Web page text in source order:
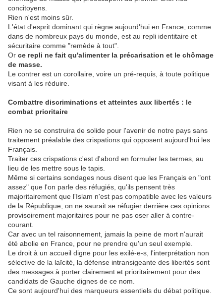
concitoyens.
Rien n'est moins sûr.
L'état d'esprit dominant qui règne aujourd'hui en France, comme
dans de nombreux pays du monde, est au repli identitaire et
sécuritaire comme "remède à tout".
Or ce repli ne fait qu'alimenter la précarisation et le chômage
de masse.
Le contrer est un corollaire, voire un pré-requis, à toute politique
visant à les réduire.
Combattre discriminations et atteintes aux libertés : le
combat prioritaire
Rien ne se construira de solide pour l'avenir de notre pays sans
traitement préalable des crispations qui opposent aujourd'hui les
Français.
Traiter ces crispations c'est d'abord en formuler les termes, au
lieu de les mettre sous le tapis.
Même si certains sondages nous disent que les Français en "ont
assez" que l'on parle des réfugiés, qu'ils pensent très
majoritairement que l'Islam n'est pas compatible avec les valeurs
de la République, on ne saurait se réfugier derrière ces opinions
provisoirement majoritaires pour ne pas oser aller à contre-
courant.
Car avec un tel raisonnement, jamais la peine de mort n'aurait
été abolie en France, pour ne prendre qu'un seul exemple.
Le droit à un accueil digne pour les exilé-e-s, l'interprétation non
sélective de la laïcité, la défense intransigeante des libertés sont
des messages à porter clairement et prioritairement pour des
candidats de Gauche dignes de ce nom.
Ce sont aujourd'hui des marqueurs essentiels du débat politique.